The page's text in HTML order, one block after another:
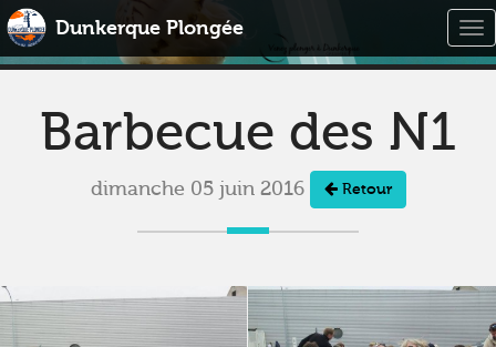
Dunkerque Plongée
Barbecue des N1
dimanche 05 juin 2016 Retour